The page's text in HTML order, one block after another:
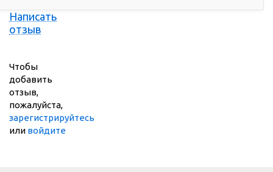
Написать
отзыв
Чтобы
добавить
отзыв,
пожалуйста,
зарегистрируйтесь
или войдите